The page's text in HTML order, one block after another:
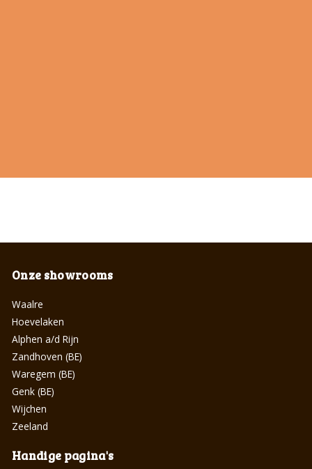
Onze showrooms
Waalre
Hoevelaken
Alphen a/d Rijn
Zandhoven (BE)
Waregem (BE)
Genk (BE)
Wijchen
Zeeland
Handige pagina's